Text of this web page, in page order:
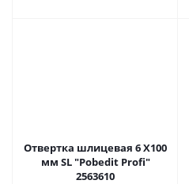
Отвертка шлицевая 6 Х100
мм SL "Pobedit Profi"
2563610